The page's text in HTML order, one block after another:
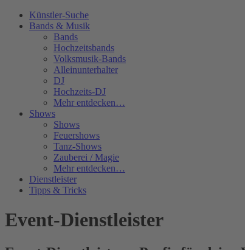
Künstler-Suche
Bands & Musik
Bands
Hochzeitsbands
Volksmusik-Bands
Alleinunterhalter
DJ
Hochzeits-DJ
Mehr entdecken…
Shows
Shows
Feuershows
Tanz-Shows
Zauberei / Magie
Mehr entdecken…
Dienstleister
Tipps & Tricks
Event-Dienstleister